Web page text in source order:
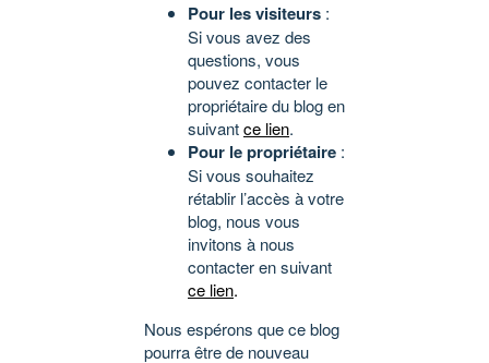
Pour les visiteurs :
Si vous avez des
questions, vous
pouvez contacter le
propriétaire du blog en
suivantce lien.
Pour le propriétaire :
Si vous souhaitez
rétablir l’accès à votre
blog, nous vous
invitons à nous
contacter en suivant
ce lien.
Nous espérons que ce blog
pourra être de nouveau